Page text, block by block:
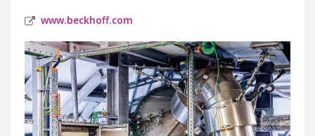
www.beckhoff.com